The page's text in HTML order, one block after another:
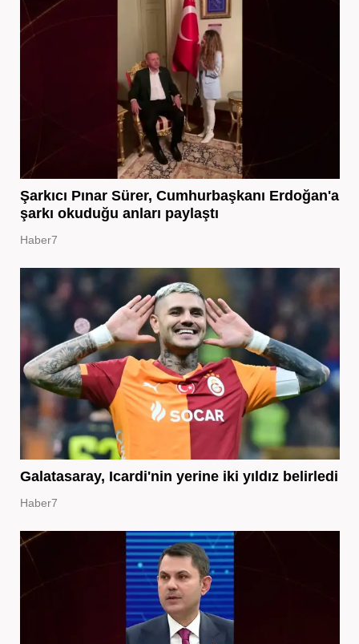
Şarkıcı Pınar Sürer, Cumhurbaşkanı Erdoğan'a
şarkı okuduğu anları paylaştı
Haber7
Galatasaray, Icardi'nin yerine iki yıldız belirledi
Haber7